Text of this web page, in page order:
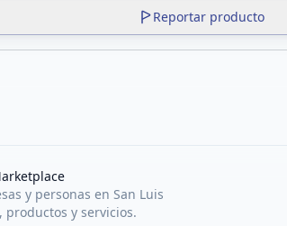
Reportar producto
y personas en San Luis
y servicios.